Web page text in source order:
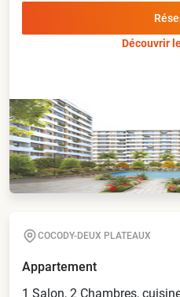
Découvrir
COCODY-DEUX PLATEAUX
Appartement
1 Salon, 2 Chambres,